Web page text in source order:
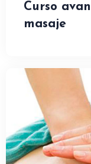
Curso
masaje